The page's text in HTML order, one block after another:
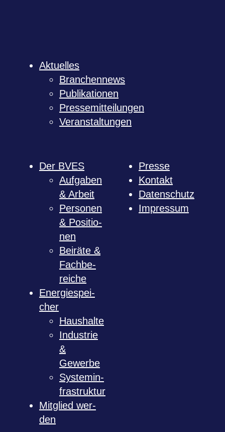
Aktu­el­les
Bran­chen­news
Publi­ka­tio­nen
Pres­se­mit­tei­lun­gen
Ver­an­stal­tun­gen
Der BVES
Auf­ga­ben
& Arbeit
Per­so­nen
& Posi­tio­
nen
Bei­räte &
Fach­be­
rei­che
Ener­gie­spei­
cher
Haus­halte
Indus­trie
&
Gewerbe
Sys­tem­in­
fra­struk­tur
Mit­glied wer­
den
Presse
Kon­takt
Daten­schutz
Impres­sum